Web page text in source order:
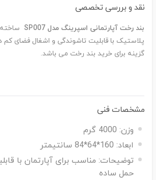
نقد و بررسی تخصصی
بند رخت آپارتمانی اسپرینگ مدل SP007
ساخته
پلاستیک با قابلیت تاشوندگی و اشغال فضای کم در
گزینه برای خرید بند رخت می باشد.
مشخصات فنی
وزن: 4000 گرم
ابعاد: 160*64*84 سانتیمتر
توضیحات: مناسب برای آپارتمان با
حمل ساده